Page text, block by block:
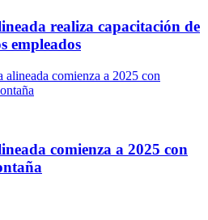
realiza capacitación de
empleados
comienza a 2025 con